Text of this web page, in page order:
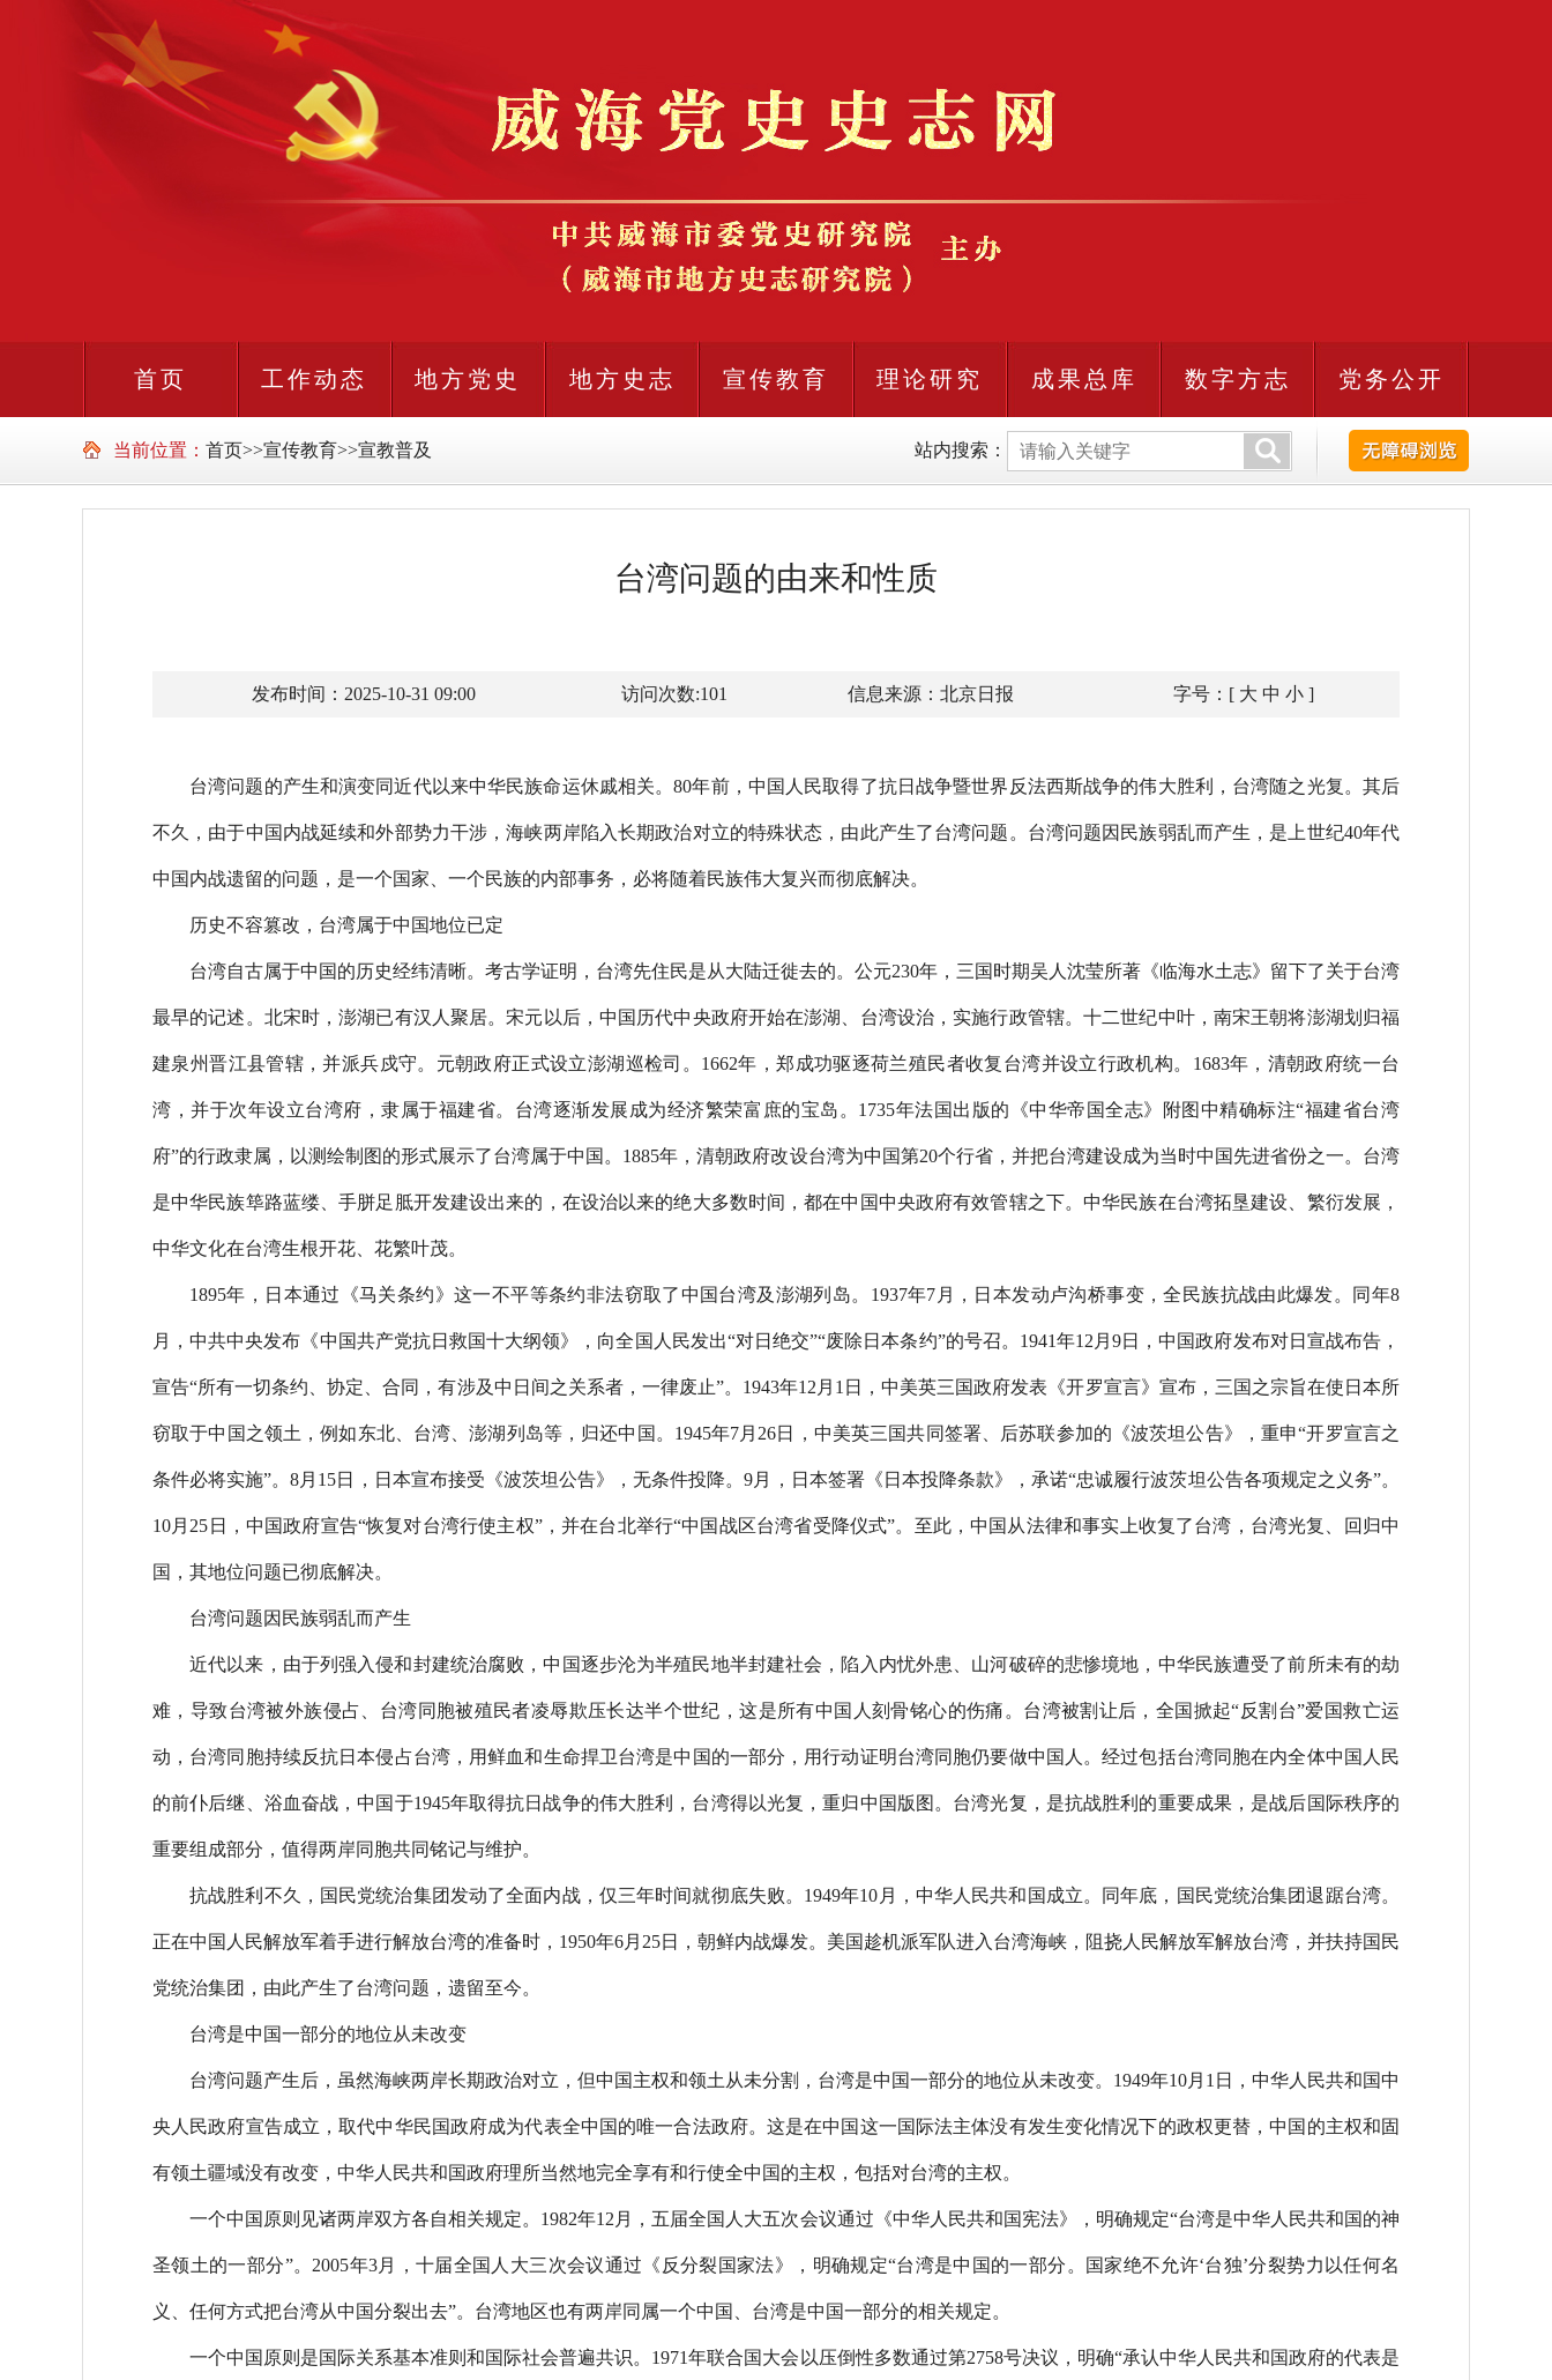
首页 工作动态 地方党史 地方史志 宣传教育 理论研究 成果总库 数字方志 党务公开
当前位置： 首页>>宣传教育>>宣教普及 站内搜索：
台湾问题的由来和性质
发布时间：2025-10-31 09:00 访问次数:101 信息来源： 北京日报 字号：[ 大 中 小 ]
台湾问题的产生和演变同近代以来中华民族命运休戚相关。80年前，中国人民取得了抗日战争暨世界反法西斯战争的伟大胜利，台湾随之光复。其后
不久，由于中国内战延续和外部势力干涉，海峡两岸陷入长期政治对立的特殊状态，由此产生了台湾问题。台湾问题因民族弱乱而产生，是上世纪40年代
中国内战遗留的问题，是一个国家、一个民族的内部事务，必将随着民族伟大复兴而彻底解决。
历史不容篡改，台湾属于中国地位已定
台湾自古属于中国的历史经纬清晰。考古学证明，台湾先住民是从大陆迁徙去的。公元230年，三国时期吴人沈莹所著《临海水土志》留下了关于台湾
最早的记述。北宋时，澎湖已有汉人聚居。宋元以后，中国历代中央政府开始在澎湖、台湾设治，实施行政管辖。十二世纪中叶，南宋王朝将澎湖划归福
建泉州晋江县管辖，并派兵戍守。元朝政府正式设立澎湖巡检司。1662年，郑成功驱逐荷兰殖民者收复台湾并设立行政机构。1683年，清朝政府统一台
湾，并于次年设立台湾府，隶属于福建省。台湾逐渐发展成为经济繁荣富庶的宝岛。1735年法国出版的《中华帝国全志》附图中精确标注“福建省台湾
府”的行政隶属，以测绘制图的形式展示了台湾属于中国。1885年，清朝政府改设台湾为中国第20个行省，并把台湾建设成为当时中国先进省份之一。台湾
是中华民族筚路蓝缕、手胼足胝开发建设出来的，在设治以来的绝大多数时间，都在中国中央政府有效管辖之下。中华民族在台湾拓垦建设、繁衍发展，
中华文化在台湾生根开花、花繁叶茂。
1895年，日本通过《马关条约》这一不平等条约非法窃取了中国台湾及澎湖列岛。1937年7月，日本发动卢沟桥事变，全民族抗战由此爆发。同年8
月，中共中央发布《中国共产党抗日救国十大纲领》，向全国人民发出“对日绝交”“废除日本条约”的号召。1941年12月9日，中国政府发布对日宣战布告，
宣告“所有一切条约、协定、合同，有涉及中日间之关系者，一律废止”。1943年12月1日，中美英三国政府发表《开罗宣言》宣布，三国之宗旨在使日本所
窃取于中国之领土，例如东北、台湾、澎湖列岛等，归还中国。1945年7月26日，中美英三国共同签署、后苏联参加的《波茨坦公告》，重申“开罗宣言之
条件必将实施”。8月15日，日本宣布接受《波茨坦公告》，无条件投降。9月，日本签署《日本投降条款》，承诺“忠诚履行波茨坦公告各项规定之义务”。
10月25日，中国政府宣告“恢复对台湾行使主权”，并在台北举行“中国战区台湾省受降仪式”。至此，中国从法律和事实上收复了台湾，台湾光复、回归中
国，其地位问题已彻底解决。
台湾问题因民族弱乱而产生
近代以来，由于列强入侵和封建统治腐败，中国逐步沦为半殖民地半封建社会，陷入内忧外患、山河破碎的悲惨境地，中华民族遭受了前所未有的劫
难，导致台湾被外族侵占、台湾同胞被殖民者凌辱欺压长达半个世纪，这是所有中国人刻骨铭心的伤痛。台湾被割让后，全国掀起“反割台”爱国救亡运
动，台湾同胞持续反抗日本侵占台湾，用鲜血和生命捍卫台湾是中国的一部分，用行动证明台湾同胞仍要做中国人。经过包括台湾同胞在内全体中国人民
的前仆后继、浴血奋战，中国于1945年取得抗日战争的伟大胜利，台湾得以光复，重归中国版图。台湾光复，是抗战胜利的重要成果，是战后国际秩序的
重要组成部分，值得两岸同胞共同铭记与维护。
抗战胜利不久，国民党统治集团发动了全面内战，仅三年时间就彻底失败。1949年10月，中华人民共和国成立。同年底，国民党统治集团退踞台湾。
正在中国人民解放军着手进行解放台湾的准备时，1950年6月25日，朝鲜内战爆发。美国趁机派军队进入台湾海峡，阻挠人民解放军解放台湾，并扶持国民
党统治集团，由此产生了台湾问题，遗留至今。
台湾是中国一部分的地位从未改变
台湾问题产生后，虽然海峡两岸长期政治对立，但中国主权和领土从未分割，台湾是中国一部分的地位从未改变。1949年10月1日，中华人民共和国中
央人民政府宣告成立，取代中华民国政府成为代表全中国的唯一合法政府。这是在中国这一国际法主体没有发生变化情况下的政权更替，中国的主权和固
有领土疆域没有改变，中华人民共和国政府理所当然地完全享有和行使全中国的主权，包括对台湾的主权。
一个中国原则见诸两岸双方各自相关规定。1982年12月，五届全国人大五次会议通过《中华人民共和国宪法》，明确规定“台湾是中华人民共和国的神
圣领土的一部分”。2005年3月，十届全国人大三次会议通过《反分裂国家法》，明确规定“台湾是中国的一部分。国家绝不允许‘台独’分裂势力以任何名
义、任何方式把台湾从中国分裂出去”。台湾地区也有两岸同属一个中国、台湾是中国一部分的相关规定。
一个中国原则是国际关系基本准则和国际社会普遍共识。1971年联合国大会以压倒性多数通过第2758号决议，明确“承认中华人民共和国政府的代表是